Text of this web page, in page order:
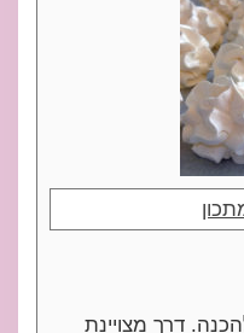
דרך מצויינת